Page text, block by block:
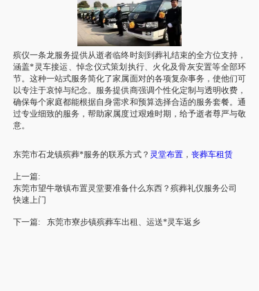
殡仪一条龙服务提供从逝者临终时刻到葬礼结束的全方位支持，
涵盖*灵车接运、悼念仪式策划执行、火化及骨灰安置等全部环
节。这种一站式服务简化了家属面对的各项复杂事务，使他们可
以专注于哀悼与纪念。服务提供商强调个性化定制与透明收费，
确保每个家庭都能根据自身需求和预算选择合适的服务套餐。通
过专业细致的服务，帮助家属度过艰难时期，给予逝者尊严与敬
意。
东莞市石龙镇殡葬*服务的联系方式？ 灵堂布置， 丧葬车租赁
上一篇:
东莞市望牛墩镇布置灵堂要准备什么东西？殡葬礼仪服务公司
快速上门
下一篇: 东莞市寮步镇殡葬车出租、运送*灵车返乡